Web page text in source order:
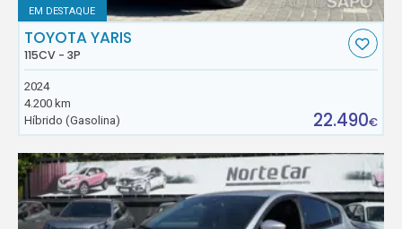
EM DESTAQUE
TOYOTA YARIS
115CV - 3P
2024
4.200 km
Híbrido (Gasolina)
22.490€